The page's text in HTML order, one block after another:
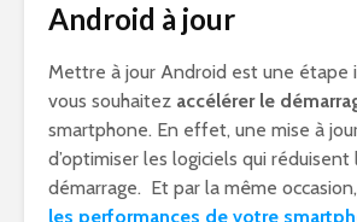
Android à jour
Mettre à jour Android est une étape
vous souhaitez accélérer le
smartphone. En effet, une mise à
d’optimiser les logiciels qui
démarrage. Et par la même
les performances de votre